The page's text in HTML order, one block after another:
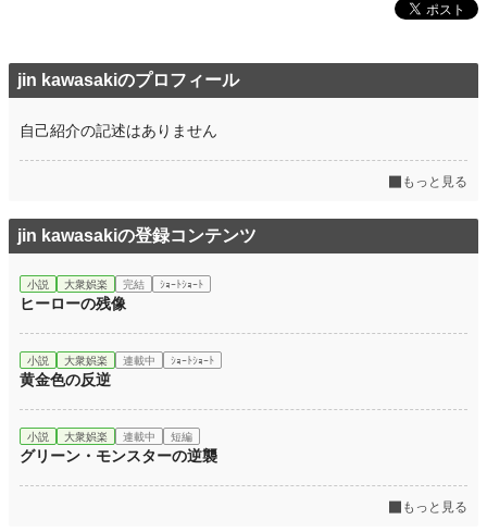
累計ポイント 424 pt (222,156 位)
jin kawasakiのプロフィール
自己紹介の記述はありません
もっと見る
jin kawasakiの登録コンテンツ
小説 大衆娯楽 完結 ｼｮｰﾄｼｮｰﾄ
ヒーローの残像
小説 大衆娯楽 連載中 ｼｮｰﾄｼｮｰﾄ
黄金色の反逆
小説 大衆娯楽 連載中 短編
グリーン・モンスターの逆襲
もっと見る